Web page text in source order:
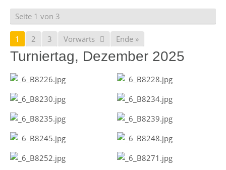
Seite 1 von 3
1 2 3 Vorwärts Ende »
Turniertag, Dezember 2025